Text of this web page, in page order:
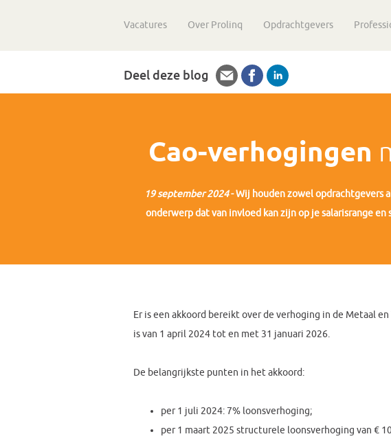
Vacatures Over Prolinq Opdrachtgevers
Deel deze blog
Cao-verhogingen
19 september 2024- Wij houden zowel opdrachtgevers
onderwerp dat van invloed kan zijn op je salarisrange
Er is een akkoord bereikt over de verhoging in de Metaal
is van 1 april 2024 tot en met 31 januari 2026.
De belangrijkste punten in het akkoord:
per 1 juli 2024: 7% loonsverhoging;
per 1 maart 2025 structurele loonsverhoging van €